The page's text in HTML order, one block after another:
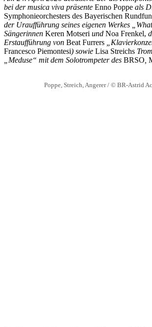
bei der musica viva präsente Enno Poppe als
Symphonieorchesters des Bayerischen
der Uraufführung seines eigenen Werkes
Sängerinnen Keren Motseri und Noa Frenkel,
Erstaufführung von Beat Furrers
Francesco Piemontesi) sowie Lisa Streichs
„Meduse“ mit dem Solotrompeter des BRSO
Poppe, Streich, Angerer / © BR-Astrid